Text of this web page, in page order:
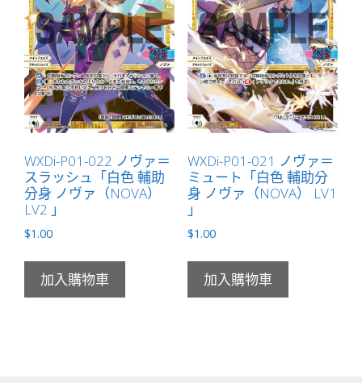
WXDi-P01-022 ノヴァ＝
スラッシュ「白色 輔助
分身 ノヴァ（NOVA）
LV2 」
$1.00
加入購物車
WXDi-P01-021 ノヴァ＝
ミュート「白色 輔助分
身 ノヴァ（NOVA） LV1
」
$1.00
加入購物車